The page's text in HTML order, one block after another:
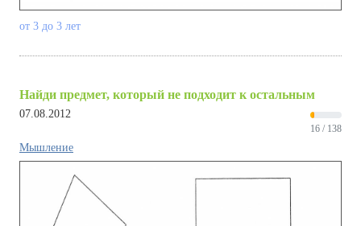
от 3 до 3 лет
Найди предмет, который не подходит к остальным
07.08.2012
16 / 138
Мышление